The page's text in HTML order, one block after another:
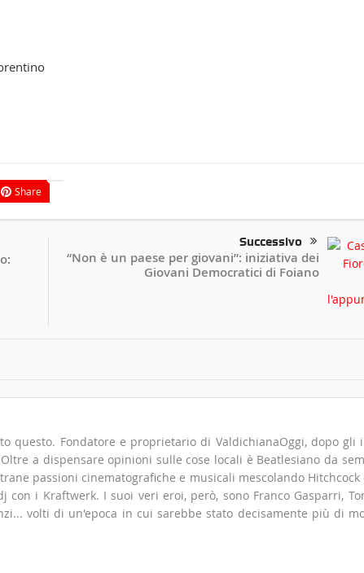
Share
Successivo
“Non è un paese per giovani”: iniziativa dei
Giovani Democratici di Foiano
questo. Fondatore e proprietario di ValdichianaOggi, dopo gli
a dispensare opinioni sulle cose locali è Beatlesiano da
passioni cinematografiche e musicali mescolando Hitchcock
con i Kraftwerk. I suoi veri eroi, però, sono Franco Gasparri,
volti di un'epoca in cui sarebbe stato decisamente più di